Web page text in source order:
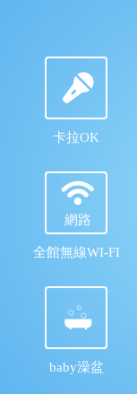
卡拉OK
網路
全館無線WI-FI
baby澡盆